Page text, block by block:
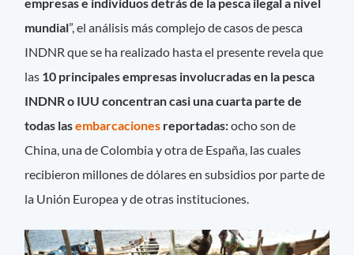
mundial”, el análisis más complejo de casos de pesca
INDNR que se ha realizado hasta el presente revela que
las 10 principales empresas involucradas en la pesca
INDNR o IUU concentran casi una cuarta parte de
todas lasembarcaciones reportadas:ocho son de
China, una de Colombia y otra de España, las cuales
recibieron millones de dólares en subsidios por parte de
la Unión Europea y de otras instituciones.